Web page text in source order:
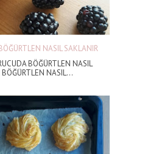
NASIL SAKLANIR
BÖĞÜRTLEN NASIL
NASIL...